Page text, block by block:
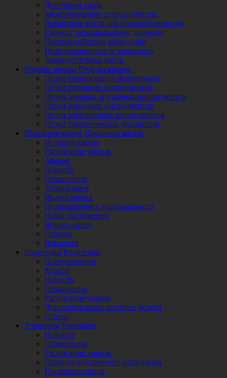
Доступная среда
Международное сотрудничество
Вакантные места для приема (перевода)
Работа с персональными данными
Противодействие коррупции
Информационная безопасность
Законодательная карта
Отделы школы Отделы школы
Отдел специального фортепиано
Отдел струнных инструментов
Отдел духовых и ударных инструментов
Отдел народных инструментов
Отдел электронных инструментов
Отдел теоретических дисциплин
Школьная жизнь Школьная жизнь
История школы
Расписание уроков
Афиша
Новости
Объявления
Фотогалерея
Видеогалерея
Поздравления и благодарности
Наши достижения
Вопрос-ответ
Отзывы
Вакансии
Родителям Родителям
Поступающим
Классы
Новости
Объявления
Расписание уроков
Дополнительные платные услуги
Статьи
Ученикам Ученикам
Новости
Объявления
Расписание уроков
Правила внутреннего распорядка
Профориентация